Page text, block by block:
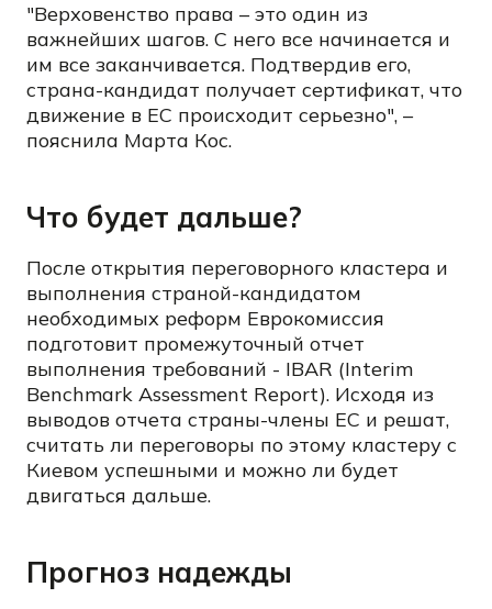
"Верховенство права – это один из
важнейших шагов. С него все начинается и
им все заканчивается. Подтвердив его,
страна-кандидат получает сертификат, что
движение в ЕС происходит серьезно", –
пояснила Марта Кос.
Что будет дальше?
После открытия переговорного кластера и
выполнения страной-кандидатом
необходимых реформ Еврокомиссия
подготовит промежуточный отчет
выполнения требований - IBAR (Interim
Benchmark Assessment Report). Исходя из
выводов отчета страны-члены ЕС и решат,
считать ли переговоры по этому кластеру с
Киевом успешными и можно ли будет
двигаться дальше.
Прогноз надежды